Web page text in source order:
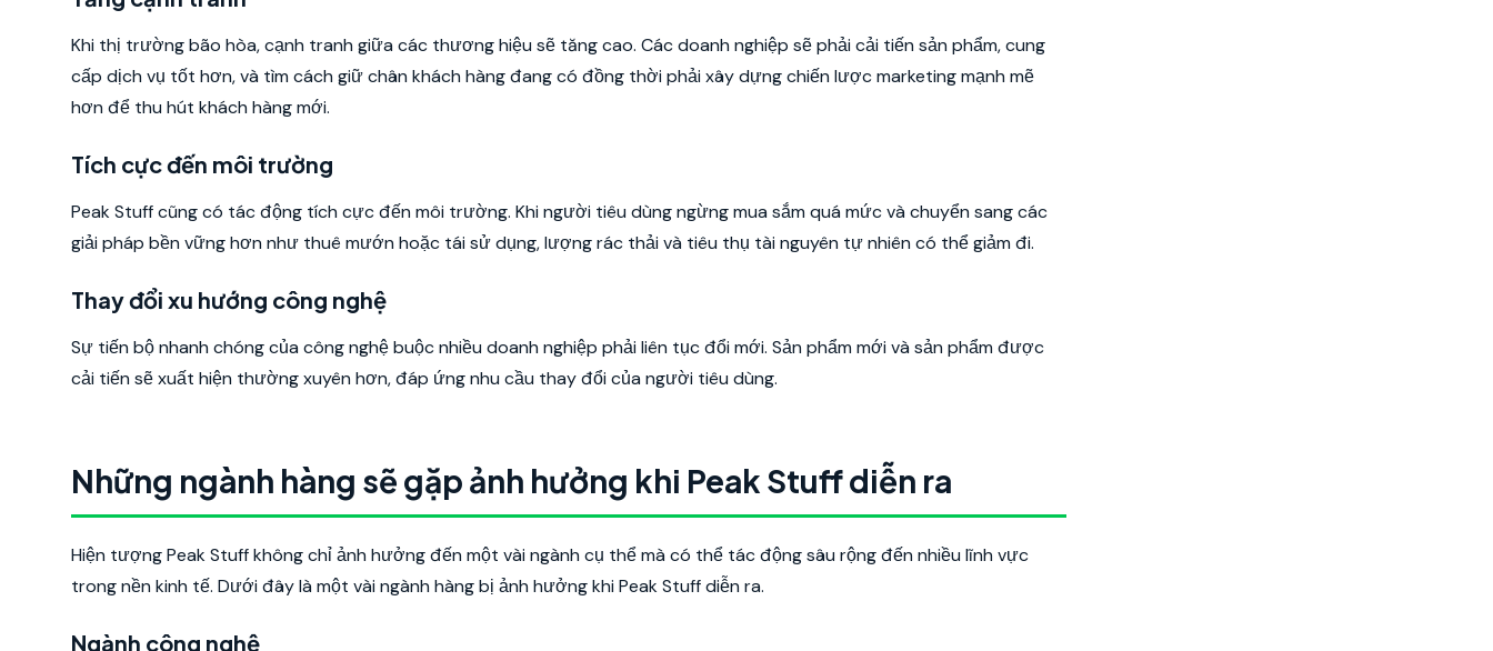
Khi thị trường bão hòa, cạnh tranh giữa các thương hiệu sẽ tăng cao. Các doanh nghiệp sẽ phải cải tiến sản phẩm, cung
cấp dịch vụ tốt hơn, và tìm cách giữ chân khách hàng đang có đồng thời phải xây dựng chiến lược marketing mạnh mẽ
hơn để thu hút khách hàng mới.
Tích cực đến môi trường
Peak Stuff cũng có tác động tích cực đến môi trường. Khi người tiêu dùng ngừng mua sắm quá mức và chuyển sang các
giải pháp bền vững hơn như thuê mướn hoặc tái sử dụng, lượng rác thải và tiêu thụ tài nguyên tự nhiên có thể giảm đi.
Thay đổi xu hướng công nghệ
Sự tiến bộ nhanh chóng của công nghệ buộc nhiều doanh nghiệp phải liên tục đổi mới. Sản phẩm mới và sản phẩm được
cải tiến sẽ xuất hiện thường xuyên hơn, đáp ứng nhu cầu thay đổi của người tiêu dùng.
Những ngành hàng sẽ gặp ảnh hưởng khi Peak Stuff diễn ra
Hiện tượng Peak Stuff không chỉ ảnh hưởng đến một vài ngành cụ thể mà có thể tác động sâu rộng đến nhiều lĩnh vực
trong nền kinh tế. Dưới đây là một vài ngành hàng bị ảnh hưởng khi Peak Stuff diễn ra.
Ngành công nghệ